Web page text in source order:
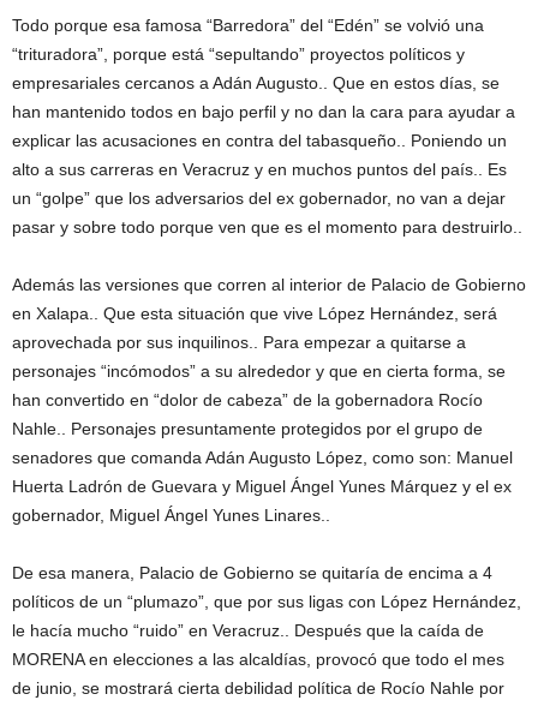
Todo porque esa famosa “Barredora” del “Edén” se volvió una
“trituradora”, porque está “sepultando” proyectos políticos y
empresariales cercanos a Adán Augusto.. Que en estos días, se
han mantenido todos en bajo perfil y no dan la cara para ayudar a
explicar las acusaciones en contra del tabasqueño.. Poniendo un
alto a sus carreras en Veracruz y en muchos puntos del país.. Es
un “golpe” que los adversarios del ex gobernador, no van a dejar
pasar y sobre todo porque ven que es el momento para destruirlo..
Además las versiones que corren al interior de Palacio de Gobierno
en Xalapa.. Que esta situación que vive López Hernández, será
aprovechada por sus inquilinos.. Para empezar a quitarse a
personajes “incómodos” a su alrededor y que en cierta forma, se
han convertido en “dolor de cabeza” de la gobernadora Rocío
Nahle.. Personajes presuntamente protegidos por el grupo de
senadores que comanda Adán Augusto López, como son: Manuel
Huerta Ladrón de Guevara y Miguel Ángel Yunes Márquez y el ex
gobernador, Miguel Ángel Yunes Linares..
De esa manera, Palacio de Gobierno se quitaría de encima a 4
políticos de un “plumazo”, que por sus ligas con López Hernández,
le hacía mucho “ruido” en Veracruz.. Después que la caída de
MORENA en elecciones a las alcaldías, provocó que todo el mes
de junio, se mostrará cierta debilidad política de Rocío Nahle por